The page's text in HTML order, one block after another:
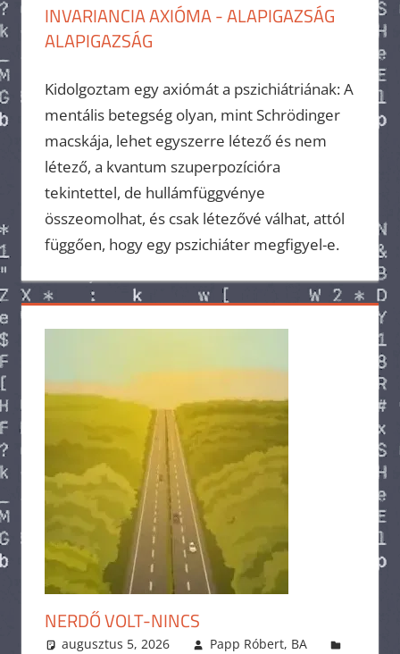
INVARIANCIA AXIÓMA - ALAPIGAZSÁG
ALAPIGAZSÁG
Kidolgoztam egy axiómát a pszichiátriának: A
mentális betegség olyan, mint Schrödinger
macskája, lehet egyszerre létező és nem
létező, a kvantum szuperpozícióra
tekintettel, de hullámfüggvénye
összeomolhat, és csak létezővé válhat, attól
függően, hogy egy pszichiáter megfigyel-e.
NERDŐ VOLT-NINCS
augusztus 5, 2026
Papp Róbert, BA